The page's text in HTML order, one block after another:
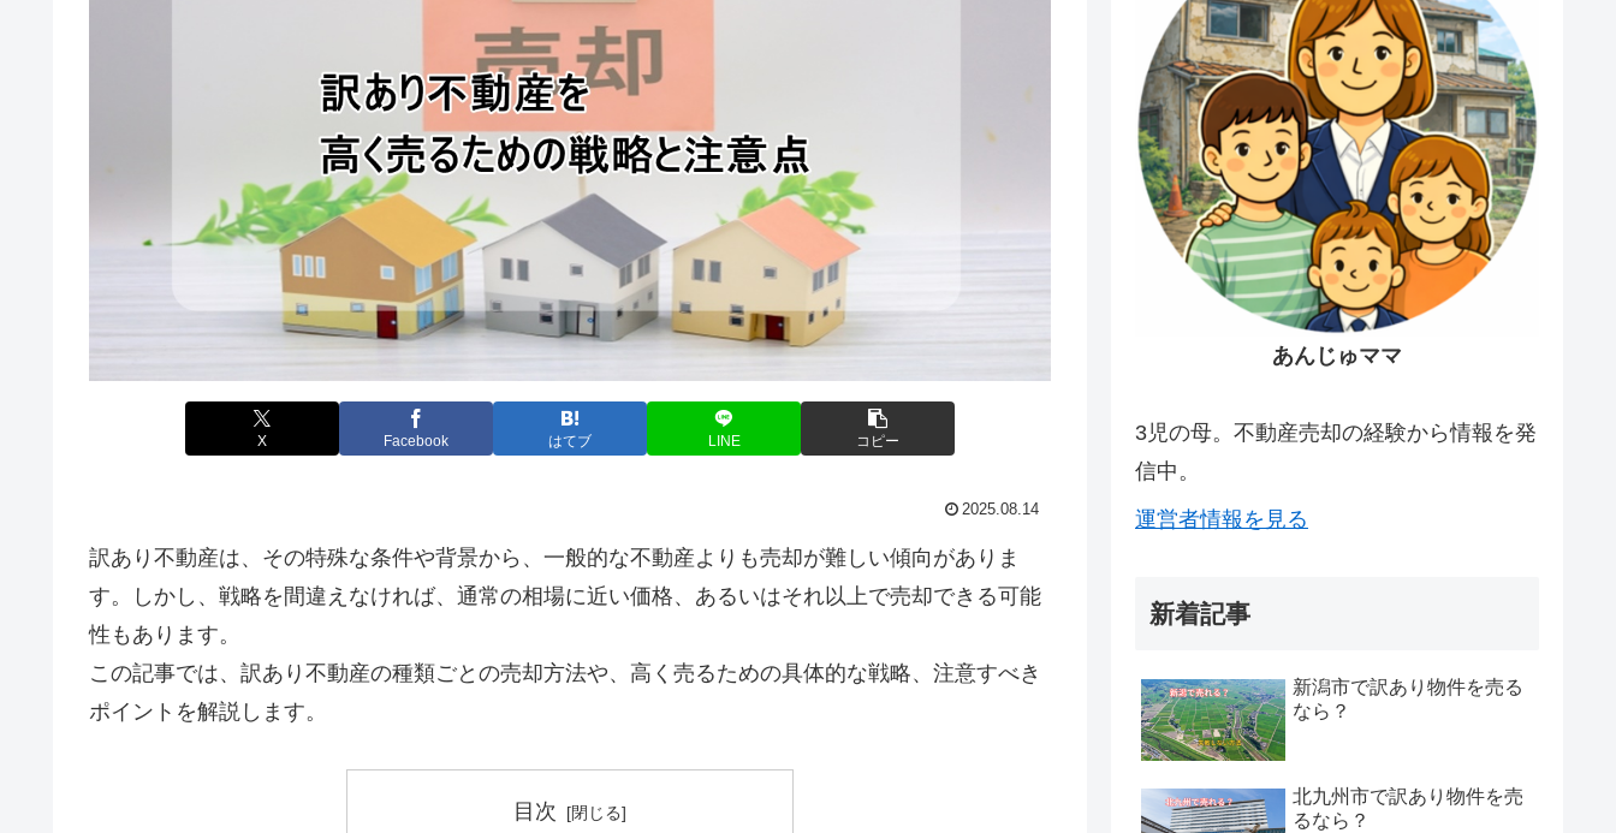
X Facebook はてブ LINE コピー
2025.08.14
訳あり不動産は、その特殊な条件や背景から、一般的な不動産よりも売却が難しい傾向がありま
す。しかし、戦略を間違えなければ、通常の相場に近い価格、あるいはそれ以上で売却できる可能
性もあります。
この記事では、訳あり不動産の種類ごとの売却方法や、高く売るための具体的な戦略、注意すべき
ポイントを解説します。
目次
あんじゅママ
3児の母。不動産売却の経験から情報を発
信中。
運営者情報を見る
新着記事
新潟市で訳あり物件を売る
なら？
北九州市で訳あり物件を売
るなら？